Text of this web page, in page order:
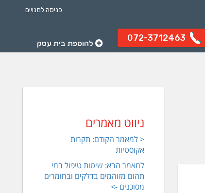
כניסה למנויים
072-3712463
להוספת בית עסק
ניווט מאמרים
< למאמר הקודם: תקרות
אקוסטיות
למאמר הבא: שיטות טיפול במי
תהום מזוהמים בדלקים ובחומרים
מסוכנים ->